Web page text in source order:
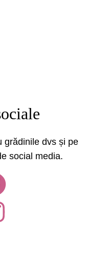
grădinile dvs și pe
social media.